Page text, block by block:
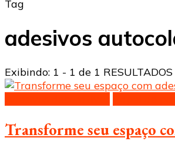
Tag
adesivos
Exibindo: 1 - 1 de 1 RESULTADOS
Transforme seu espaço